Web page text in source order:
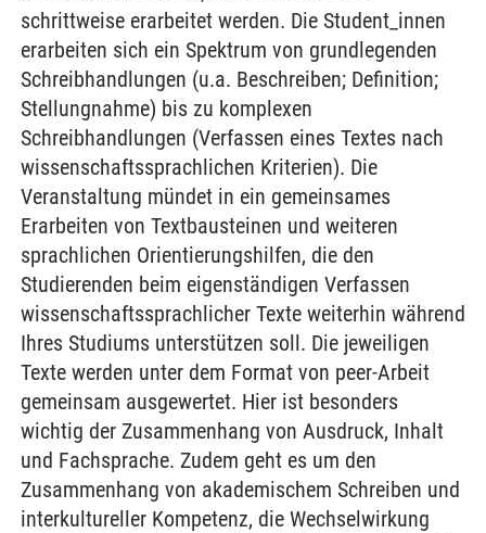
schrittweise erarbeitet werden. Die Student_innen
erarbeiten sich ein Spektrum von grundlegenden
Schreibhandlungen (u.a. Beschreiben; Definition;
Stellungnahme) bis zu komplexen
Schreibhandlungen (Verfassen eines Textes nach
wissenschaftssprachlichen Kriterien). Die
Veranstaltung mündet in ein gemeinsames
Erarbeiten von Textbausteinen und weiteren
sprachlichen Orientierungshilfen, die den
Studierenden beim eigenständigen Verfassen
wissenschaftssprachlicher Texte weiterhin während
Ihres Studiums unterstützen soll. Die jeweiligen
Texte werden unter dem Format von peer-Arbeit
gemeinsam ausgewertet. Hier ist besonders
wichtig der Zusammenhang von Ausdruck, Inhalt
und Fachsprache. Zudem geht es um den
Zusammenhang von akademischem Schreiben und
interkultureller Kompetenz, die Wechselwirkung